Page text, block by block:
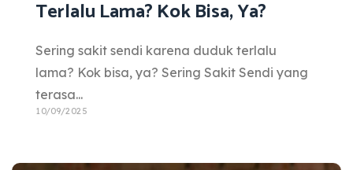
Terlalu Lama? Kok Bisa, Ya?
Sering sakit sendi karena duduk terlalu
lama? Kok bisa, ya? Sering Sakit Sendi yang
terasa...
10/09/2025